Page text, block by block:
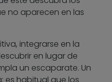
no aparecen en las
integrarse en la
en lugar de
un escaparate. Un